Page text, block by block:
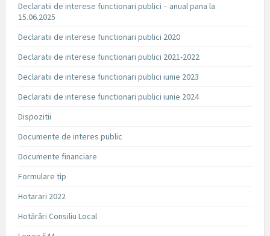
Declaratii de interese functionari publici – anual pana la
15.06.2025
Declaratii de interese functionari publici 2020
Declaratii de interese functionari publici 2021-2022
Declaratii de interese functionari publici iunie 2023
Declaratii de interese functionari publici iunie 2024
Dispozitii
Documente de interes public
Documente financiare
Formulare tip
Hotarari 2022
Hotărâri Consiliu Local